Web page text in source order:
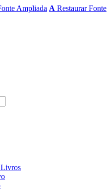
Ampliada A Restaurar Fonte